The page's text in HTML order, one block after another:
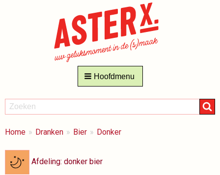
Hoofdmenu
ZOEKEN
Zoeken
BREADCRUMBS
Je
hier:
Home Dranken Bier Donker
Afdeling: donker bier